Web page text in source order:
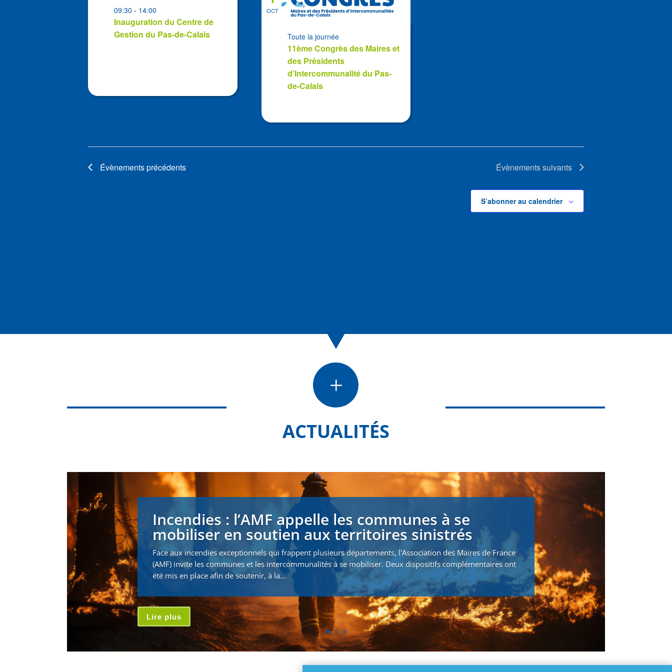
Photo
ViewInauguration du Centre de
Gestion du Pas-de-Calais
09:30- 14:00 OCT
11ème Congrès des Maires et
des Présidents
d’Intercommunalité du Pas-
de-Calais
Toute la journée
Évènementsprécédents Évènementssuivants
S’abonner au calendrier
L
ACTUALITÉS
Incendies : l’AMF appelle les communes à se
mobiliser en soutien aux territoires sinistrés
Face aux incendies exceptionnels qui frappent plusieurs départements, l'Association des Maires de France
(AMF) invite les communes et les intercommunalités à se mobiliser. Deux dispositifs complémentaires ont
été mis en place afin de soutenir, à la...
Lire plus